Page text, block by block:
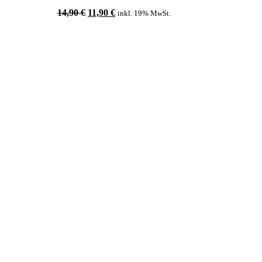
14,90€ Ursprünglicher
11,90 €Aktueller
inkl. 19% MwSt.